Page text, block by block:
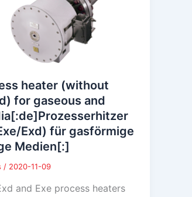
heater (without
for gaseous and
Exd) für gasförmige
Medien[:]
/ 2020-11-09
and Exe process heaters